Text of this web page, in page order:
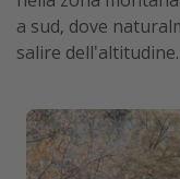
a sud, dove
salire dell'altitudine.